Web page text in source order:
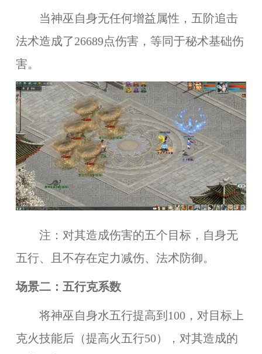
当神巫自身无任何增益属性，五阶追击
法术造成了26689点伤害，等同于秘术基础伤
害。
注：对其造成伤害的五个目标，自身无
五行、且不存在定力减伤、法术防御。
场景二：五行克系数
将神巫自身水五行提高到100，对目标上
克火技能后（提高火五行50），对其造成的